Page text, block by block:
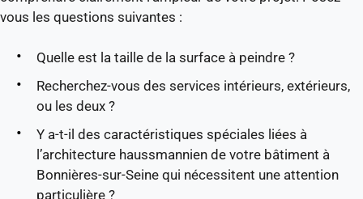
vous les questions suivantes :
Quelle est la taille de la surface à peindre ?
Recherchez-vous des services intérieurs, extérieurs,
ou les deux ?
Y a-t-il des caractéristiques spéciales liées à
l’architecture haussmannien de votre bâtiment à
Bonnières-sur-Seine qui nécessitent une attention
particulière ?